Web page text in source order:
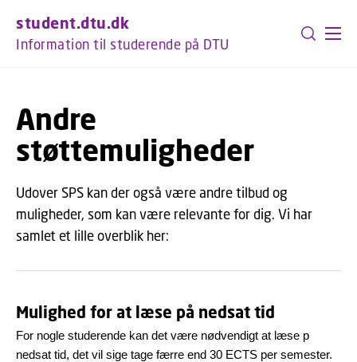
student.dtu.dk
Information til studerende på DTU
Andre
støttemuligheder
Udover SPS kan der også være andre tilbud og
muligheder, som kan være relevante for dig. Vi har
samlet et lille overblik her:
Mulighed for at læse på nedsat tid
For nogle studerende kan det være nødvendigt at læse p
nedsat tid, det vil sige tage færre end 30 ECTS per semester.